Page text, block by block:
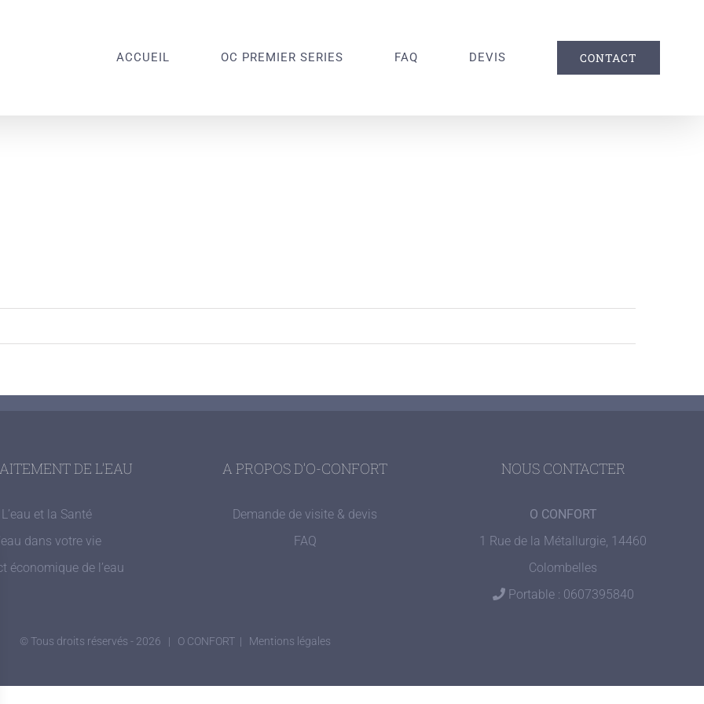
ACCUEIL OC PREMIER SERIES FAQ DEVIS CONTACT
DE L’EAU
L’eau et la Santé
dans votre vie
économique de l’eau
A PROPOS D’O-CONFORT
Demande de visite & devis
FAQ
NOUS CONTACTER
O CONFORT
1 Rue de la Métallurgie, 14460
Colombelles
Portable : 0607395840
© Tous droits réservés - 2026 | O CONFORT | Mentions légales